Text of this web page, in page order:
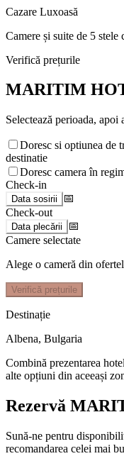
Cazare Luxoasă
Camere și suite de 5 stele
Verifică prețurile
MARITIM
Selectează perioada, apoi
Doresc si optiunea de
destinatie
Doresc camera în
Check-in
Data sosirii
📅
Check-out
Data plecării
📅
Camere selectate
Alege o cameră din
Verifică prețurile
Destinație
Albena, Bulgaria
Combină prezentarea
alte opțiuni din aceeași
Rezervă
Sună-ne pentru
recomandarea celei mai